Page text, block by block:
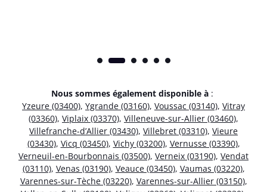
Nous sommes également disponible à :
Yzeure (03400), Ygrande (03160), Voussac (03140), Vitray
(03360), Viplaix (03370), Villeneuve-sur-Allier (03460),
Villefranche-d’Allier (03430), Villebret (03310), Vieure
(03430), Vicq (03450), Vichy (03200), Vernusse (03390),
Verneuil-en-Bourbonnais (03500), Verneix (03190), Vendat
(03110), Venas (03190), Veauce (03450), Vaumas (03220),
Varennes-sur-Tèche (03220), Varennes-sur-Allier (03150),